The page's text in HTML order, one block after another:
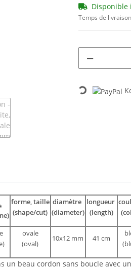
Disponible
Temps de
Loading...
forme, taille
(shape/cut)
diamètre
(diameter)
longueur
(length)
ovale
(oval)
10x12 mm 41 cm
un beau cordon sans boucle avec